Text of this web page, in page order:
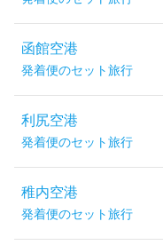
函館空港
発着便のセット旅行
利尻空港
発着便のセット旅行
稚内空港
発着便のセット旅行